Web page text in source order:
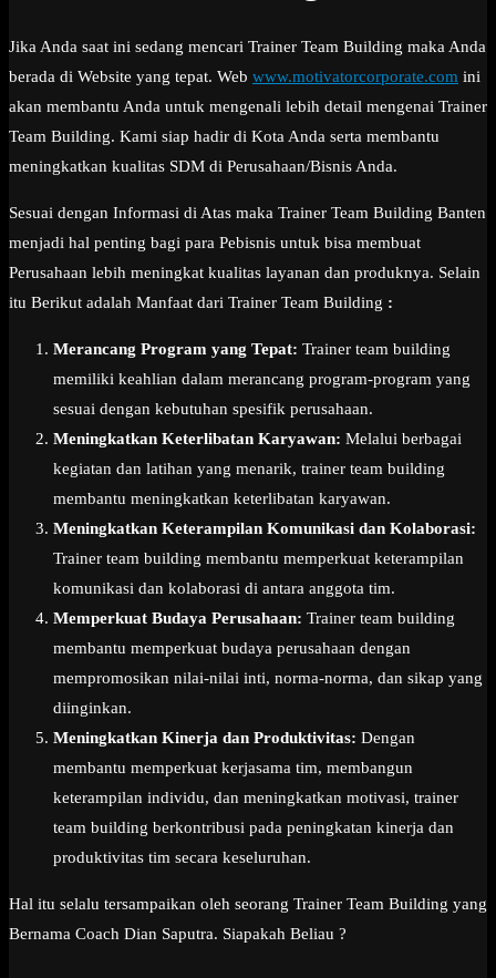
Jika Anda saat ini sedang mencari Trainer Team Building maka Anda
berada di Website yang tepat. Web www.motivatorcorporate.com ini
akan membantu Anda untuk mengenali lebih detail mengenai Trainer
Team Building. Kami siap hadir di Kota Anda serta membantu
meningkatkan kualitas SDM di Perusahaan/Bisnis Anda.
Sesuai dengan Informasi di Atas maka Trainer Team Building Banten
menjadi hal penting bagi para Pebisnis untuk bisa membuat
Perusahaan lebih meningkat kualitas layanan dan produknya. Selain
itu Berikut adalah Manfaat dari Trainer Team Building :
Merancang Program yang Tepat: Trainer team building
memiliki keahlian dalam merancang program-program yang
sesuai dengan kebutuhan spesifik perusahaan.
Meningkatkan Keterlibatan Karyawan: Melalui berbagai
kegiatan dan latihan yang menarik, trainer team building
membantu meningkatkan keterlibatan karyawan.
Meningkatkan Keterampilan Komunikasi dan Kolaborasi:
Trainer team building membantu memperkuat keterampilan
komunikasi dan kolaborasi di antara anggota tim.
Memperkuat Budaya Perusahaan: Trainer team building
membantu memperkuat budaya perusahaan dengan
mempromosikan nilai-nilai inti, norma-norma, dan sikap yang
diinginkan.
Meningkatkan Kinerja dan Produktivitas: Dengan
membantu memperkuat kerjasama tim, membangun
keterampilan individu, dan meningkatkan motivasi, trainer
team building berkontribusi pada peningkatan kinerja dan
produktivitas tim secara keseluruhan.
Hal itu selalu tersampaikan oleh seorang Trainer Team Building yang
Bernama Coach Dian Saputra. Siapakah Beliau ?